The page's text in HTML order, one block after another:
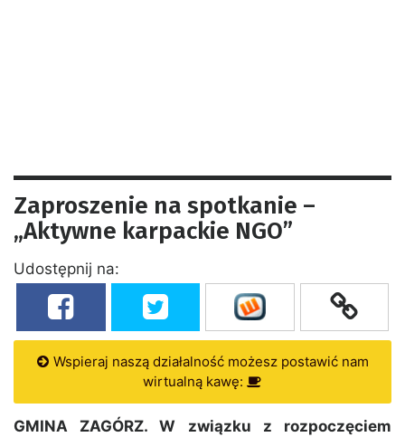
Zaproszenie na spotkanie –
„Aktywne karpackie NGO”
Udostępnij na:
Wspieraj naszą działalność możesz postawić nam
wirtualną kawę:
GMINA ZAGÓRZ. W związku z rozpoczęciem